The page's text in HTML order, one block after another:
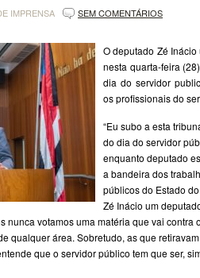
IMPRENSA SEM COMENTÁRIOS
O deputado Zé
nesta quarta-feira
dia do servidor
os profissionais do
“Eu subo a esta
do dia do servidor
enquanto deputado
a bandeira dos
públicos do Estado
Zé Inácio um
nunca votamos uma matéria que vai contra
qualquer área. Sobretudo, as que
que o servidor público tem que ser,